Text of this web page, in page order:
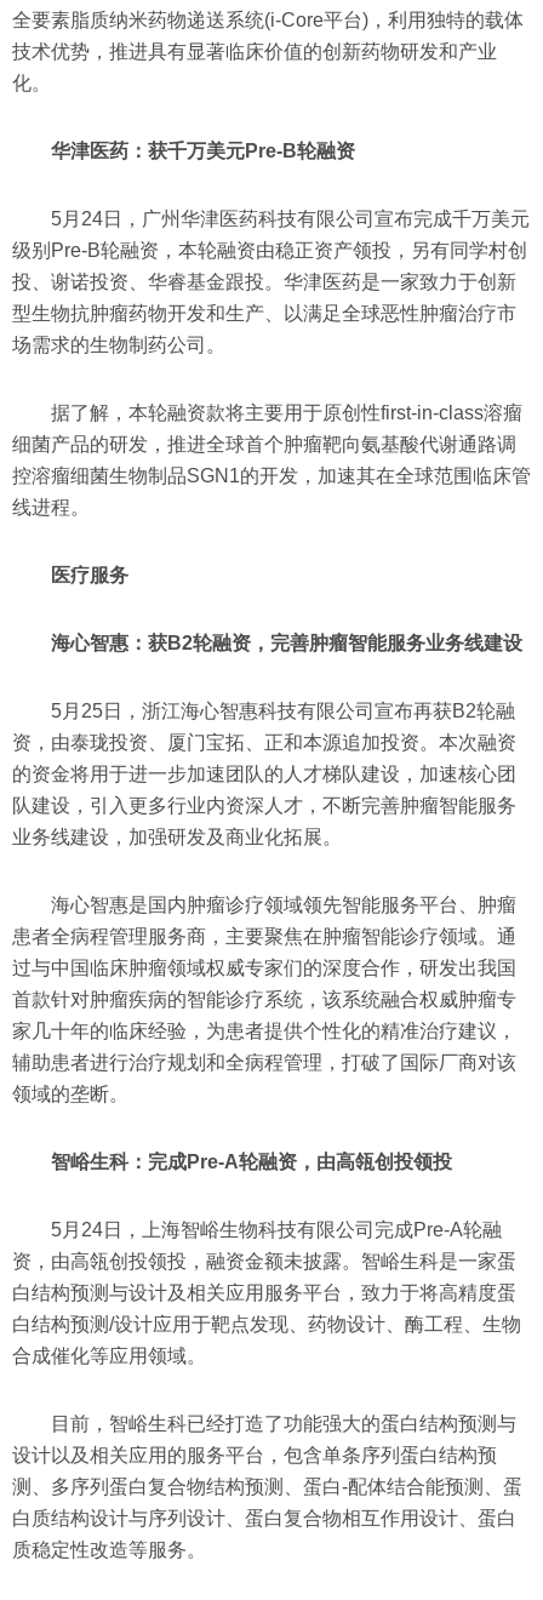
全要素脂质纳米药物递送系统(i-Core平台)，利用独特的载体
技术优势，推进具有显著临床价值的创新药物研发和产业
化。
华津医药：获千万美元Pre-B轮融资
5月24日，广州华津医药科技有限公司宣布完成千万美元
级别Pre-B轮融资，本轮融资由稳正资产领投，另有同学村创
投、谢诺投资、华睿基金跟投。华津医药是一家致力于创新
型生物抗肿瘤药物开发和生产、以满足全球恶性肿瘤治疗市
场需求的生物制药公司。
据了解，本轮融资款将主要用于原创性first-in-class溶瘤
细菌产品的研发，推进全球首个肿瘤靶向氨基酸代谢通路调
控溶瘤细菌生物制品SGN1的开发，加速其在全球范围临床管
线进程。
医疗服务
海心智惠：获B2轮融资，完善肿瘤智能服务业务线建设
5月25日，浙江海心智惠科技有限公司宣布再获B2轮融
资，由泰珑投资、厦门宝拓、正和本源追加投资。本次融资
的资金将用于进一步加速团队的人才梯队建设，加速核心团
队建设，引入更多行业内资深人才，不断完善肿瘤智能服务
业务线建设，加强研发及商业化拓展。
海心智惠是国内肿瘤诊疗领域领先智能服务平台、肿瘤
患者全病程管理服务商，主要聚焦在肿瘤智能诊疗领域。通
过与中国临床肿瘤领域权威专家们的深度合作，研发出我国
首款针对肿瘤疾病的智能诊疗系统，该系统融合权威肿瘤专
家几十年的临床经验，为患者提供个性化的精准治疗建议，
辅助患者进行治疗规划和全病程管理，打破了国际厂商对该
领域的垄断。
智峪生科：完成Pre-A轮融资，由高瓴创投领投
5月24日，上海智峪生物科技有限公司完成Pre-A轮融
资，由高瓴创投领投，融资金额未披露。智峪生科是一家蛋
白结构预测与设计及相关应用服务平台，致力于将高精度蛋
白结构预测/设计应用于靶点发现、药物设计、酶工程、生物
合成催化等应用领域。
目前，智峪生科已经打造了功能强大的蛋白结构预测与
设计以及相关应用的服务平台，包含单条序列蛋白结构预
测、多序列蛋白复合物结构预测、蛋白-配体结合能预测、蛋
白质结构设计与序列设计、蛋白复合物相互作用设计、蛋白
质稳定性改造等服务。